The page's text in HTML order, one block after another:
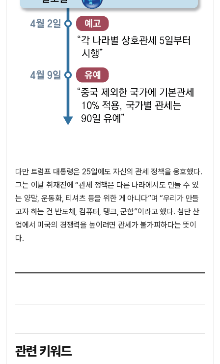
다만 트럼프 대통령은 25일에도 자신의 관세 정책을 옹호했다.
그는 이날 취재진에 “관세 정책은 다른 나라에서도 만들 수 있
는 양말, 운동화, 티셔츠 등을 위한 게 아니다”며 “우리가 만들
고자 하는 건 반도체, 컴퓨터, 탱크, 군함”이라고 했다. 첨단 산
업에서 미국의 경쟁력을 높이려면 관세가 불가피하다는 뜻이
다.
관련 키워드